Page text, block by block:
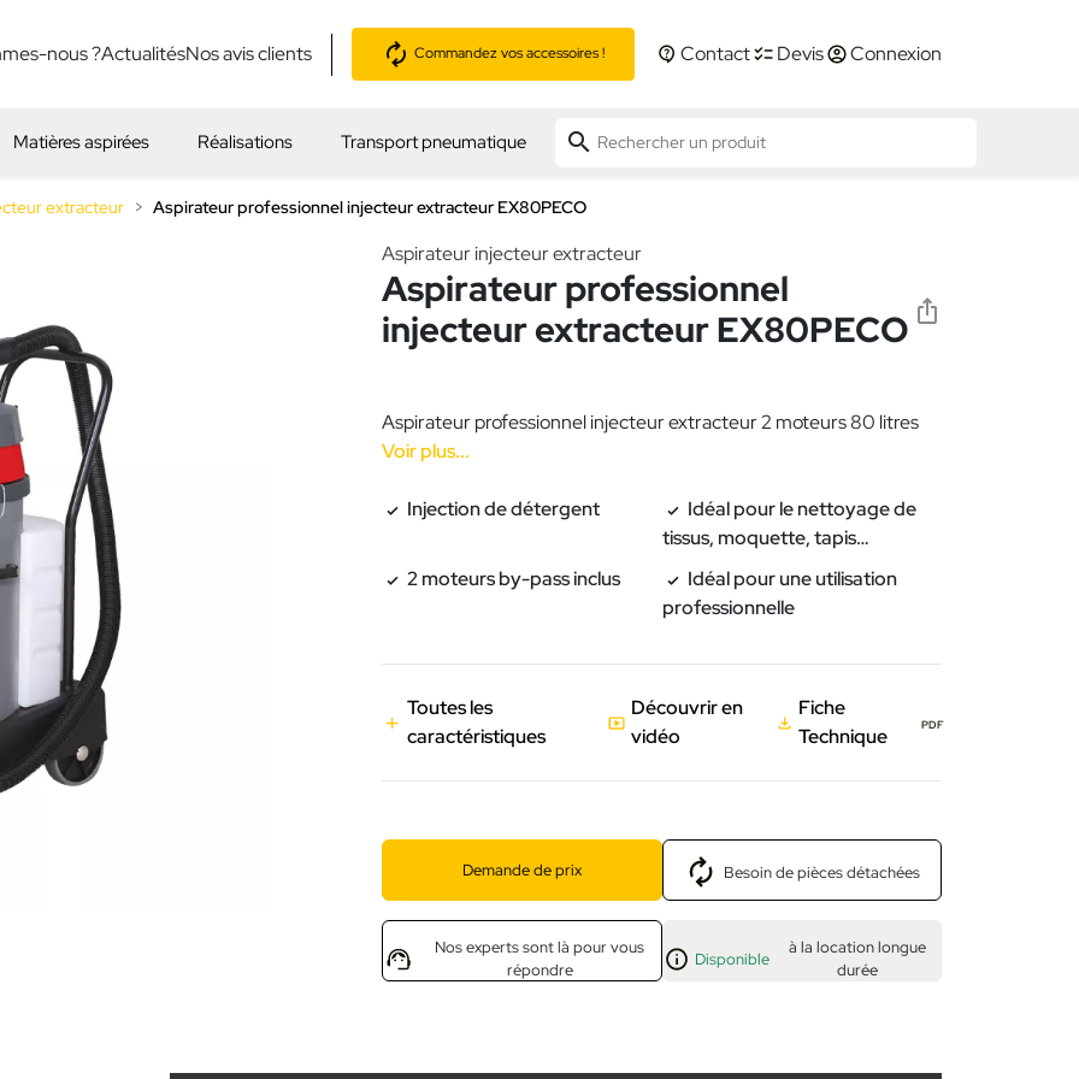
nous ?ActualitésNos avis clients Commandez vos accessoires ! Contact Devis Connexion
Matières aspirées Réalisations Transport pneumatique search
extracteur Aspirateur professionnel injecteur extracteur EX80PECO
Aspirateur injecteur extracteur
Aspirateur professionnel
injecteur extracteur EX80PECO
Aspirateur professionnel injecteur extracteur 2 moteurs 80 litres
Voir plus...
Injection de détergent
Idéal pour le nettoyage de
tissus, moquette, tapis…
2 moteurs by-pass inclus
Idéal pour une utilisation
professionnelle
Toutes les
caractéristiques
Découvrir en
vidéo
Fiche
Technique
PDF
Demande de prix Besoin de pièces détachées
Nos experts sont là pour vous
répondre
Disponible
à la location longue
durée